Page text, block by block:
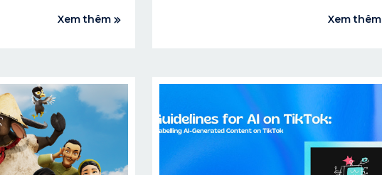
thăm và làm việc tại
kiến đề xuất của doanh
hình có thể phát triển
Xem thêm
mắt dự án phim hoạt hình 3D 'Trạng Quỳnh
Xem thêm